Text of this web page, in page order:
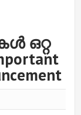
ഒറ്റ